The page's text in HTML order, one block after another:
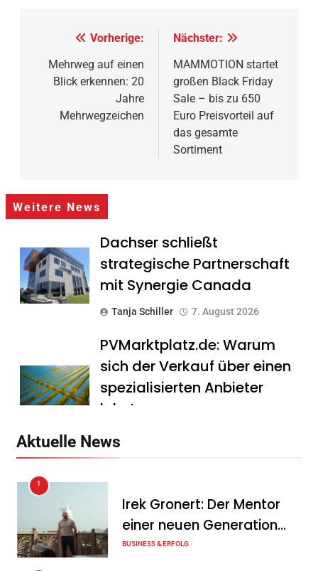
Beitragsnavigation
Vorherige:
Mehrweg auf einen
Blick erkennen: 20
Jahre
Mehrwegzeichen
Nächster:
MAMMOTION startet
großen Black Friday
Sale – bis zu 650
Euro Preisvorteil auf
das gesamte
Sortiment
Weitere News
Dachser schließt
strategische Partnerschaft
mit Synergie Canada
Tanja Schiller 7. August 2026
PVMarktplatz.de: Warum
sich der Verkauf über einen
spezialisierten Anbieter
lohnt
Mitarbeitergespräch pro
Jahr nichts verändert – und
was stattdessen
Aktuelle News
1
Irek Gronert: Der Mentor
einer neuen Generation
von Unternehmern
BUSINESS & ERFOLG